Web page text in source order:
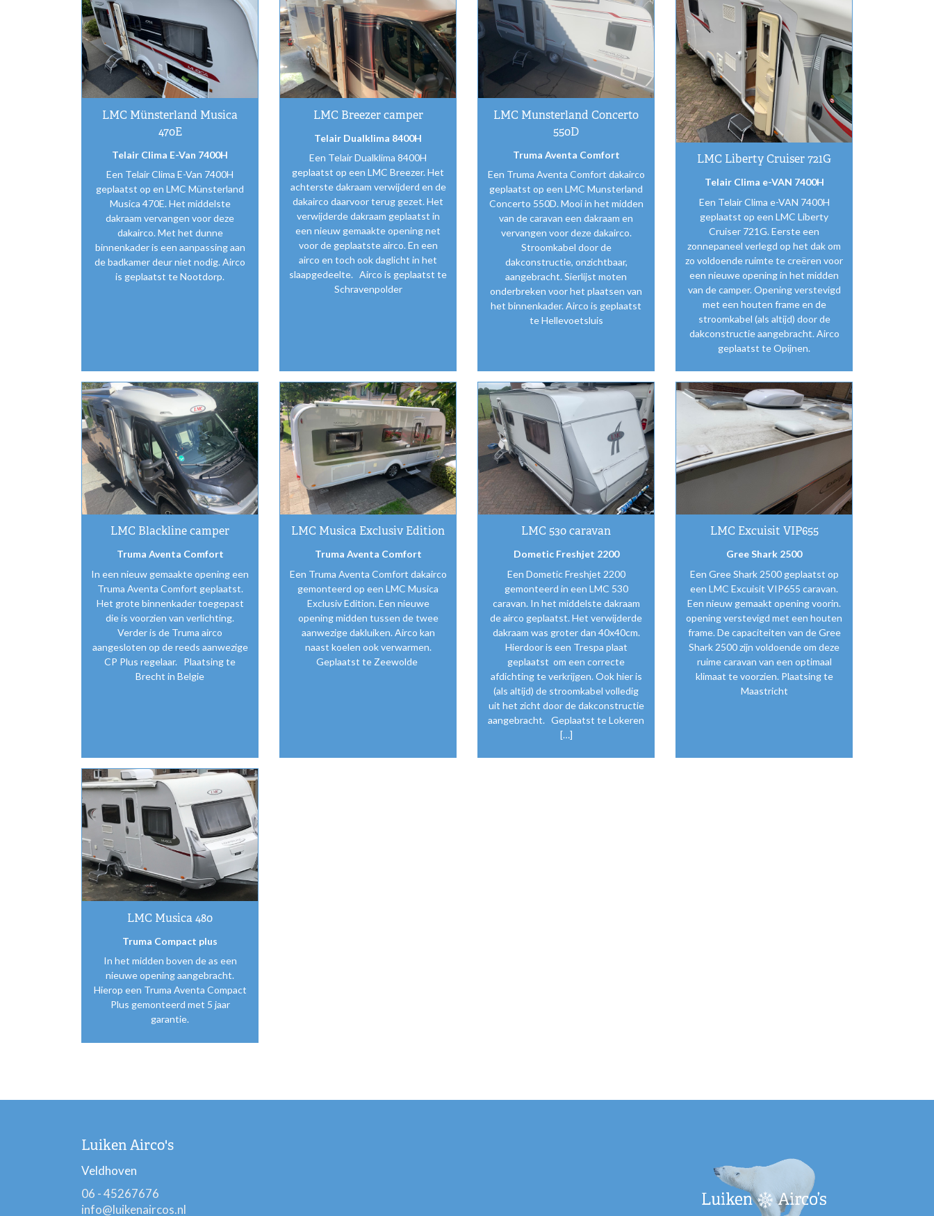
LMC Münsterland Musica
470E
Telair Clima E-Van 7400H
Een Telair Clima E-Van 7400H
geplaatst op en LMC Münsterland
Musica 470E. Het middelste
dakraam vervangen voor deze
dakairco. Met het dunne
binnenkader is een aanpassing aan
de badkamer deur niet nodig. Airco
is geplaatst te Nootdorp.
LMC Breezer camper
Telair Dualklima 8400H
Een Telair Dualklima 8400H
geplaatst op een LMC Breezer. Het
achterste dakraam verwijderd en de
dakairco daarvoor terug gezet. Het
verwijderde dakraam geplaatst in
een nieuw gemaakte opening net
voor de geplaatste airco. En een
airco en toch ook daglicht in het
slaapgedeelte. Airco is geplaatst te
Schravenpolder
LMC Munsterland Concerto
550D
Truma Aventa Comfort
Een Truma Aventa Comfort dakairco
geplaatst op een LMC Munsterland
Concerto 550D. Mooi in het midden
van de caravan een dakraam en
vervangen voor deze dakairco.
Stroomkabel door de
dakconstructie, onzichtbaar,
aangebracht. Sierlijst moten
onderbreken voor het plaatsen van
het binnenkader. Airco is geplaatst
te Hellevoetsluis
LMC Liberty Cruiser 721G
Telair Clima e-VAN 7400H
Een Telair Clima e-VAN 7400H
geplaatst op een LMC Liberty
Cruiser 721G. Eerste een
zonnepaneel verlegd op het dak om
zo voldoende ruimte te creëren voor
een nieuwe opening in het midden
van de camper. Opening verstevigd
met een houten frame en de
stroomkabel (als altijd) door de
dakconstructie aangebracht. Airco
geplaatst te Opijnen.
LMC Blackline camper
Truma Aventa Comfort
In een nieuw gemaakte opening een
Truma Aventa Comfort geplaatst.
Het grote binnenkader toegepast
die is voorzien van verlichting.
Verder is de Truma airco
aangesloten op de reeds aanwezige
CP Plus regelaar. Plaatsing te
Brecht in Belgie
LMC Musica Exclusiv Edition
Truma Aventa Comfort
Een Truma Aventa Comfort dakairco
gemonteerd op een LMC Musica
Exclusiv Edition. Een nieuwe
opening midden tussen de twee
aanwezige dakluiken. Airco kan
naast koelen ook verwarmen.
Geplaatst te Zeewolde
LMC 530 caravan
Dometic Freshjet 2200
Een Dometic Freshjet 2200
gemonteerd in een LMC 530
caravan. In het middelste dakraam
de airco geplaatst. Het verwijderde
dakraam was groter dan 40x40cm.
Hierdoor is een Trespa plaat
geplaatst om een correcte
afdichting te verkrijgen. Ook hier is
(als altijd) de stroomkabel volledig
uit het zicht door de dakconstructie
aangebracht. Geplaatst te Lokeren
[…]
LMC Excuisit VIP655
Gree Shark 2500
Een Gree Shark 2500 geplaatst op
een LMC Excuisit VIP655 caravan.
Een nieuw gemaakt opening voorin.
opening verstevigd met een houten
frame. De capaciteiten van de Gree
Shark 2500 zijn voldoende om deze
ruime caravan van een optimaal
klimaat te voorzien. Plaatsing te
Maastricht
LMC Musica 480
Truma Compact plus
In het midden boven de as een
nieuwe opening aangebracht.
Hierop een Truma Aventa Compact
Plus gemonteerd met 5 jaar
garantie.
Luiken Airco's
Veldhoven
06 - 45267676
info@luikenaircos.nl